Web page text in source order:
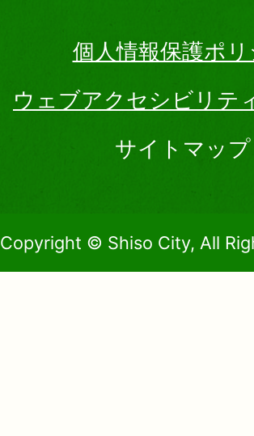
個人情報保護ポ
ウェブアクセシビリテ
サイトマップ
Copyright © Shiso City, All